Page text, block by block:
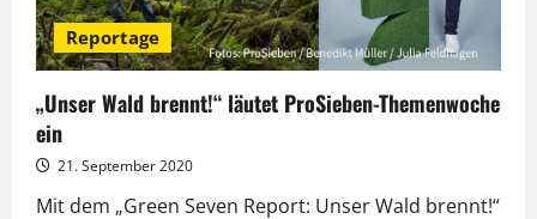
Reportage
„Unser Wald brennt!“ läutet ProSieben-Themenwoche
ein
21. September 2020
Mit dem „Green Seven Report: Unser Wald brennt!“